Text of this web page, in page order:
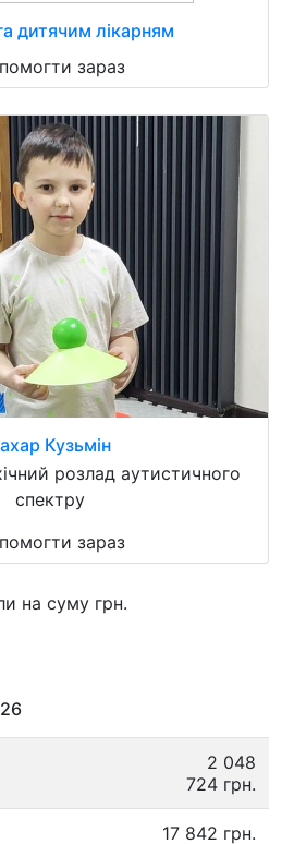
дитячим лікарням
зараз
Кузьмін
розлад аутистичного
спектру
зараз
на суму грн.
2 048
724 грн.
17 842 грн.